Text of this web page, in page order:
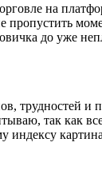
на
пропустить
до уже
трудностей и
так как
индексу